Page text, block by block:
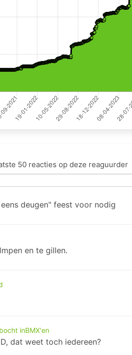
50 reacties op deze reaguurder
deugen" feest voor nodig
en te gillen.
inBMX'en
dat weet toch iedereen?